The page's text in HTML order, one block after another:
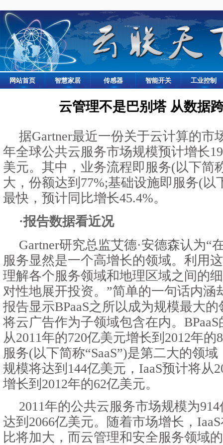
网站首页 智慧家居 传感器 智能开关 工业控制
云管理不是巴别塔 从数据
据Gartner最近一份关于云计算的市
年全球公共云服务市场规模预计增长
美元。其中，业务流程即服务(以下简
大，份额达到77%;基础设施即服务(以
最快，预计同比增长45.4%。
·报告数据看近况
Gartner研究总监艾德·安德森认为“
服务显然是一个高增长的领域。利用
理解各个服务领域和地理区域之间的
对性地展开投资。”简单的一句话内涵
报告显示BPaaS之所以成为规模最大
将云广告作为子领域包含在内。
从2011年的720亿美元增长到2012年
服务(以下简称“SaaS”)是第二大的领
规模将达到144亿美元，IaaS预计将从
增长到2012年的62亿美元。
2011年的公共云服务市场规模为
达到2066亿美元。随着市场增长，
比将加大，而云管理和安全服务领域